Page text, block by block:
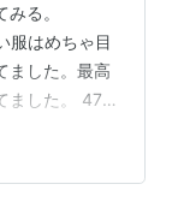
る。
服はめちゃ目
ました。最高
ました。 47都
ンバーもい
氏もいたか